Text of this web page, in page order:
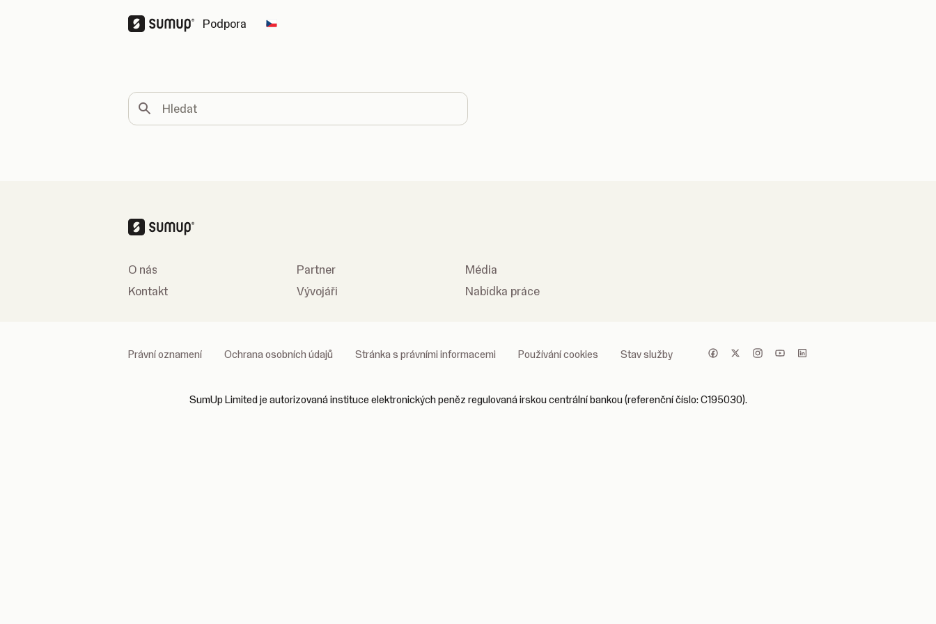
Podpora Change country
Hledat
O nás
Kontakt
Partner
Vývojáři
Média
Nabídka práce
Právní oznamení Ochrana osobních údajů Stránka s právními informacemi Používání cookies Stav služby
SumUp Limited je autorizovaná instituce elektronických peněz regulovaná irskou centrální bankou (referenční číslo: C195030).